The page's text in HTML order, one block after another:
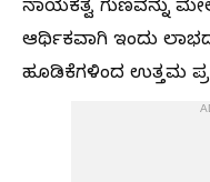
ನಾಯಕತ್ವ ಗುಣವನ್ನು
ಆರ್ಥಿಕವಾಗಿ ಇಂದು
ಹೂಡಿಕೆಗಳಿಂದ ಉತ್ತಮ